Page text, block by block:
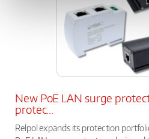
New PoE LAN surge
protec...
Relpol expands its protection